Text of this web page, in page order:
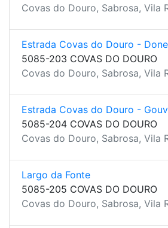
Covas do Douro, Sabrosa, Vila
Estrada Covas do Douro -
5085-203 COVAS DO DOURO
Covas do Douro, Sabrosa, Vila
Estrada Covas do Douro -
5085-204 COVAS DO DOURO
Covas do Douro, Sabrosa, Vila
Largo da Fonte
5085-205 COVAS DO DOURO
Covas do Douro, Sabrosa, Vila